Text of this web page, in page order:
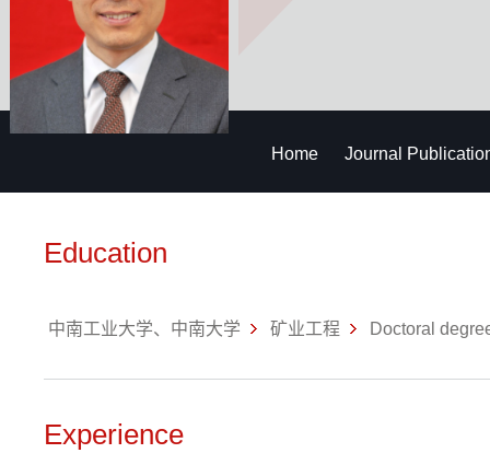
Home Journal
Education
中南工业大学、中南大学 矿业工程 Doctoral
Experience